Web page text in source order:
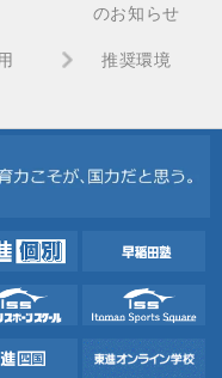
のお知らせ
推奨環境